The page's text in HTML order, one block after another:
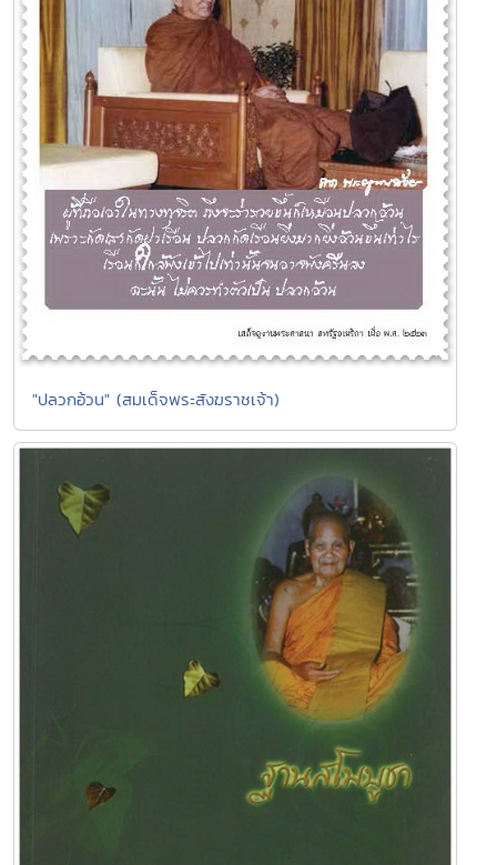
"ปลวกอ้วน" (สมเด็จพระสังฆราชเจ้า)